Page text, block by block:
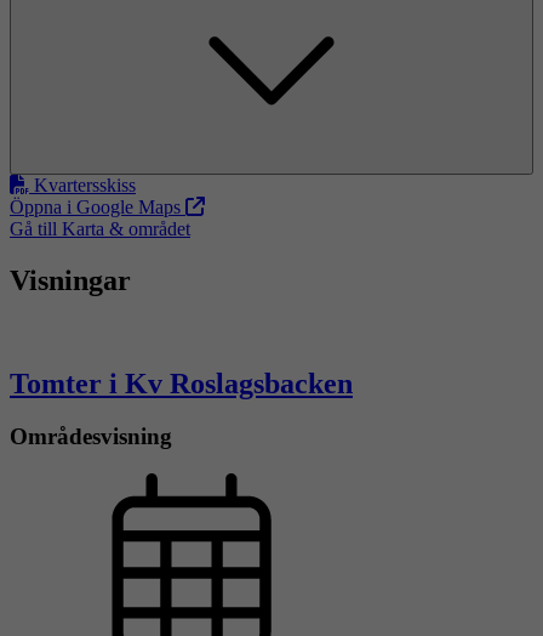
Kvartersskiss
Öppna i Google Maps
Gå till Karta & området
Visningar
Tomter i Kv Roslagsbacken
Områdesvisning